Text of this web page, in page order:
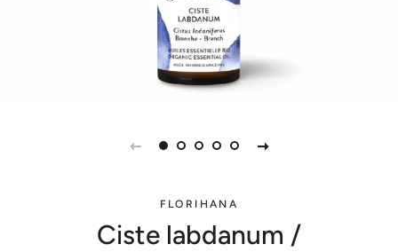
FLORIHANA
Ciste labdanum /